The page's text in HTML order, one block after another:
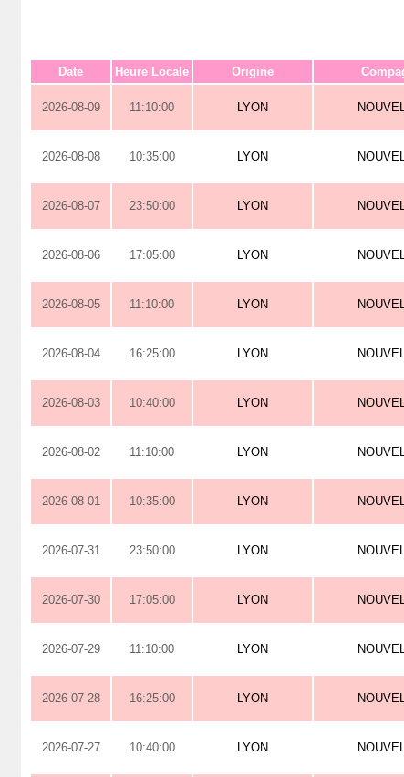
Date Heure Locale Origine
2026-08-09 11:10:00 LYON
2026-08-08 10:35:00 LYON
2026-08-07 23:50:00 LYON
2026-08-06 17:05:00 LYON
2026-08-05 11:10:00 LYON
2026-08-04 16:25:00 LYON
2026-08-03 10:40:00 LYON
2026-08-02 11:10:00 LYON
2026-08-01 10:35:00 LYON
2026-07-31 23:50:00 LYON
2026-07-30 17:05:00 LYON
2026-07-29 11:10:00 LYON
2026-07-28 16:25:00 LYON
2026-07-27 10:40:00 LYON